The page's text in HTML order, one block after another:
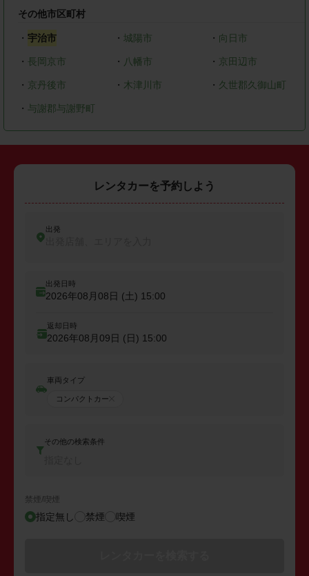
その他市区町村
・ 宇治市 ・ 城陽市 ・ 向日市
・ 長岡京市 ・ 八幡市 ・ 京田辺市
・ 京丹後市 ・ 木津川市 ・ 久世郡久御山町
・ 与謝郡与謝野町
レンタカーを予約しよう
出発
出発日時
2026年08月08日 (土) 15:00
返却日時
2026年08月09日 (日) 15:00
車両タイプ
コンパクトカー
その他の検索条件
禁煙/喫煙
指定無し 禁煙 喫煙